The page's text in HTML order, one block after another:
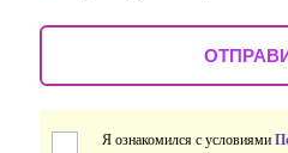
Я ознакомился с условиями